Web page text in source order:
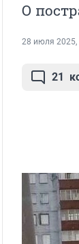
О
28 июля 2025,
21